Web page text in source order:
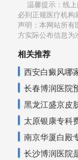
温馨提示：线
必到正规医疗机构
声明：本网站所有
方实际公布信息为
相关推荐
西安白癜风哪
长春博润医院
黑龙江盛京皮
太原银康专科
南京华厦白殿
长沙博润医院